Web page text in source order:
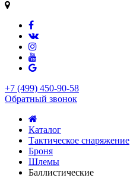
+7 (499) 450-90-58
Обратный звонок
Каталог
Тактическое снаряжение
Броня
Шлемы
Баллистические